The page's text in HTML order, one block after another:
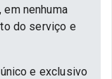
nenhuma
do serviço e
e exclusivo